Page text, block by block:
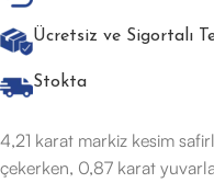
Ücretsiz ve Sigortalı
Stokta
4,21 karat markiz kesim
çekerken, 0,87 karat